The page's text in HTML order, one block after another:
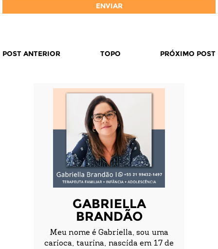
POST ANTERIOR TOPO PRÓXIMO POST
GABRIELLA
BRANDÃO
Meu nome é Gabriella, sou uma
carioca, taurina, nascida em 17 de